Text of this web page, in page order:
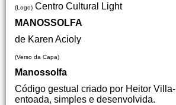
(Logo) Centro Cultural Light
MANOSSOLFA
de Karen Acioly
(Verso da Capa)
Manossolfa
Código gestual criado por Heitor
entoada, simples e desenvolvida.